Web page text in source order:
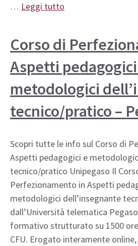
… Leggi tutto
Corso di
Aspetti
metodologici
tecnico/pratico –
Scopri tutte le info sul Corso di
Aspetti pedagogici e
tecnico/pratico Unipegaso Il
Perfezionamento in Aspetti
metodologici dell’insegnante
dall’Università telematica
formativo strutturato su 1500
CFU. Erogato interamente